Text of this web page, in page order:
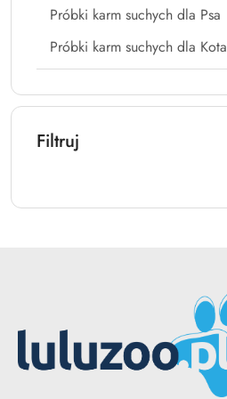
Próbki karm suchych dla Psa
Próbki karm suchych dla Kota
Filtruj